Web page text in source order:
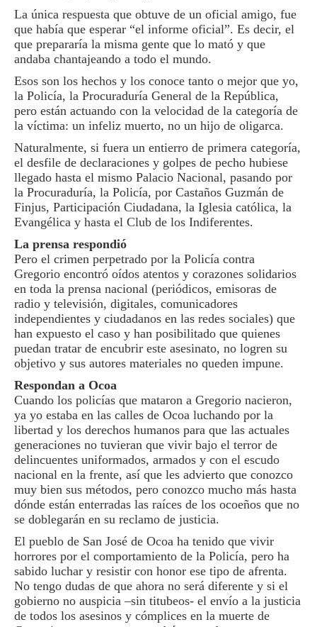
La única respuesta que obtuve de un oficial amigo, fue
que había que esperar “el informe oficial”. Es decir, el
que prepararía la misma gente que lo mató y que
andaba chantajeando a todo el mundo.
Esos son los hechos y los conoce tanto o mejor que yo,
la Policía, la Procuraduría General de la República,
pero están actuando con la velocidad de la categoría de
la víctima: un infeliz muerto, no un hijo de oligarca.
Naturalmente, si fuera un entierro de primera categoría,
el desfile de declaraciones y golpes de pecho hubiese
llegado hasta el mismo Palacio Nacional, pasando por
la Procuraduría, la Policía, por Castaños Guzmán de
Finjus, Participación Ciudadana, la Iglesia católica, la
Evangélica y hasta el Club de los Indiferentes.
La prensa respondió
Pero el crimen perpetrado por la Policía contra
Gregorio encontró oídos atentos y corazones solidarios
en toda la prensa nacional (periódicos, emisoras de
radio y televisión, digitales, comunicadores
independientes y ciudadanos en las redes sociales) que
han expuesto el caso y han posibilitado que quienes
puedan tratar de encubrir este asesinato, no logren su
objetivo y sus autores materiales no queden impune.
Respondan a Ocoa
Cuando los policías que mataron a Gregorio nacieron,
ya yo estaba en las calles de Ocoa luchando por la
libertad y los derechos humanos para que las actuales
generaciones no tuvieran que vivir bajo el terror de
delincuentes uniformados, armados y con el escudo
nacional en la frente, así que les advierto que conozco
muy bien sus métodos, pero conozco mucho más hasta
dónde están enterradas las raíces de los ocoeños que no
se doblegarán en su reclamo de justicia.
El pueblo de San José de Ocoa ha tenido que vivir
horrores por el comportamiento de la Policía, pero ha
sabido luchar y resistir con honor ese tipo de afrenta.
No tengo dudas de que ahora no será diferente y si el
gobierno no auspicia –sin titubeos- el envío a la justicia
de todos los asesinos y cómplices en la muerte de